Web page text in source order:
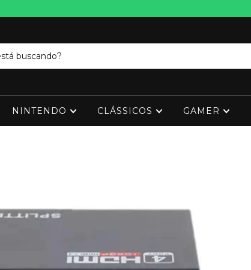
NINTENDO CLÁSSICOS GAMER